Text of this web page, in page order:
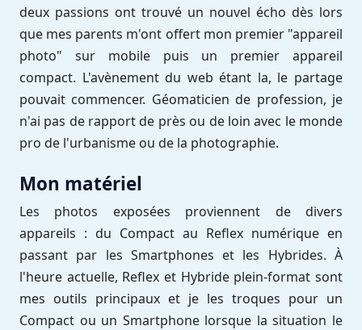
deux passions ont trouvé un nouvel écho dès lors
que mes parents m'ont offert mon premier "appareil
photo" sur mobile puis un premier appareil
compact. L'avènement du web étant la, le partage
pouvait commencer. Géomaticien de profession, je
n'ai pas de rapport de près ou de loin avec le monde
pro de l'urbanisme ou de la photographie.
Mon matériel
Les photos exposées proviennent de divers
appareils : du Compact au Reflex numérique en
passant par les Smartphones et les Hybrides. À
l'heure actuelle, Reflex et Hybride plein-format sont
mes outils principaux et je les troques pour un
Compact ou un Smartphone lorsque la situation le